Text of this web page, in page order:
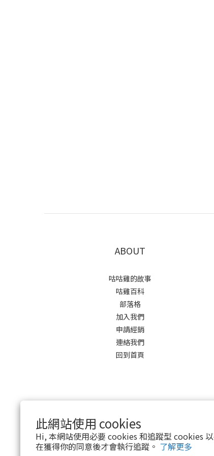
此網站使用 cookies
Hi, 本網站使用必要 cookies 和追蹤型 cookies
在獲得你的同意後才會執行追蹤。 了解更多
ABOUT
咕咕雞的故事
咕雞百科
部落格
加入我們
申請經銷
連絡我們
回到首頁